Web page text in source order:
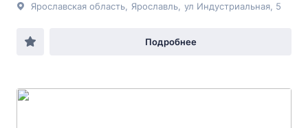
Ярославская область Ярославль ул Индустриальная , 5
Подробнее